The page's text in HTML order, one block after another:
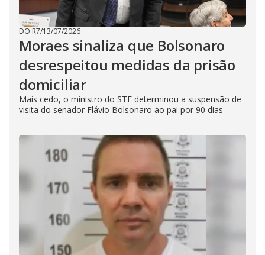
DO R7/13/07/2026
Moraes sinaliza que Bolsonaro
desrespeitou medidas da prisão
domiciliar
Mais cedo, o ministro do STF determinou a suspensão de
visita do senador Flávio Bolsonaro ao pai por 90 dias